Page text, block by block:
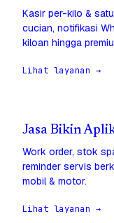
Kasir per-kilo &
cucian, notifikasi
kiloan hingga
Lihat layanan →
Jasa Bikin
Work order, stok
reminder servis
mobil & motor.
Lihat layanan →